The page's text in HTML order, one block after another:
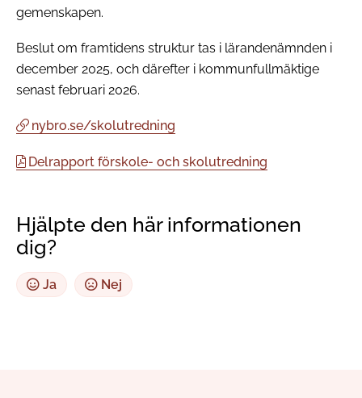
gemenskapen.
Beslut om framtidens struktur tas i lärandenämnden i
december 2025, och därefter i kommunfullmäktige
senast februari 2026.
nybro.se/skolutredning
Delrapport förskole- och skolutredning
Hjälpte den här informationen
dig?
Ja Nej